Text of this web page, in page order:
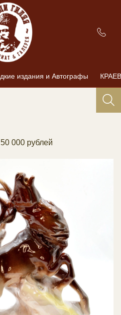
издания и Автографы
000 рублей